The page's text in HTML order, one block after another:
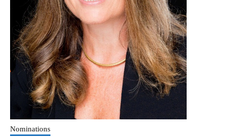
faveur
des
politiques
«
Paysages,
eau
et
biodiversité
»
Nominations